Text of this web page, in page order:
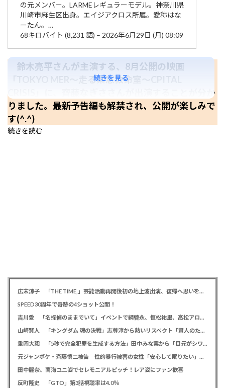
の元メンバー。LARMEレギュラーモデル。神奈川県
川崎市麻生区出身。エイジアクロス所属。愛称はな
ーたん。…
68キロバイト (8,231 語) – 2026年6月29日 (月) 08:09
鈴木亮平さんが主演する、8月公開の映画
「TOKYO MER～走る緊急救命室～CPITAL
CRISIS」に、齊藤なぎささんが出演することが分か
りました。最新予告編も解禁され、公開が楽しみで
す(^.^)
続きを読む
続きを見る
広末涼子 「THE TIME,」芸能活動再開後初の地上波出演、復帰へ思いを告白「自分の弱い部分だったり…」
SPEED30周年で奇跡の4ショット公開！
吉川愛 「名探偵のままでいて」イベントで綱啓永、恒松祐里、高松アロハと息ピッタリの仲良しトーク
山﨑賢人 「キングダム 魂の決戦」志尊淳から熱いリスペクト「賢人のためだったらみんな頑張る」
重岡大毅 「5秒で完全犯罪を生成する方法」田中みな実から「目元がシワシワ」とダメ出し連発されたことを暴露
元ジャンポケ・斉藤慎二被告 性的暴行被害の女性「安心して眠りたい」「何も恐れず外を歩きたい」
田中麗奈、南海ユニ姿でセレモニアルピッチ！レア姿にファン歓喜
反町隆史 「GTO」第3話視聴率は4.0％